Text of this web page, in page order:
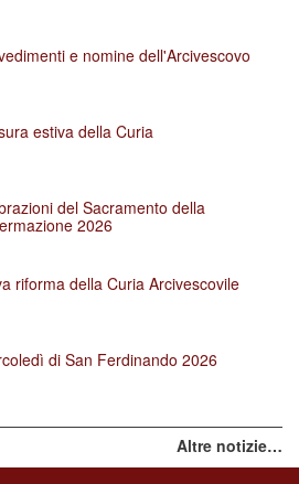
e nomine dell'Arcivescovo
estiva della Curia
del Sacramento della
2026
riforma della Curia Arcivescovile
di San Ferdinando 2026
Altre notizie…